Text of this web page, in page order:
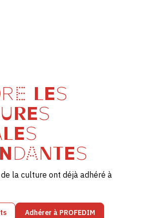
LES
la culture ont déjà adhéré à
Adhérer à PROFEDIM